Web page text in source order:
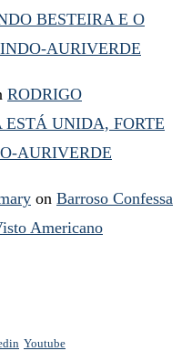
BESTEIRA E O
AURIVERDE
RODRIGO
UNIDA, FORTE
AURIVERDE
on Barroso Confessa
Americano
Youtube